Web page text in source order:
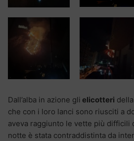
Dall’alba in azione gli elicotteri della
che con i loro lanci sono riusciti a
aveva raggiunto le vette più difficili
notte è stata contraddistinta da